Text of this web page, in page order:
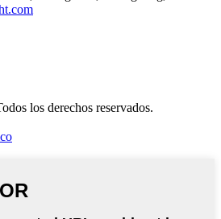
los derechos reservados.